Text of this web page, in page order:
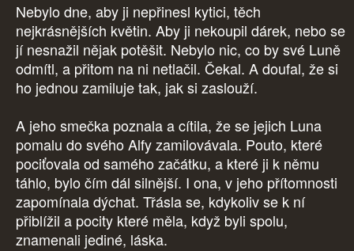
Nebylo dne, aby ji nepřinesl kytici, těch
nejkrásnějších květin. Aby ji nekoupil dárek, nebo se
jí nesnažil nějak potěšit. Nebylo nic, co by své Luně
odmítl, a přitom na ni netlačil. Čekal. A doufal, že si
ho jednou zamiluje tak, jak si zaslouží.
A jeho smečka poznala a cítila, že se jejich Luna
pomalu do svého Alfy zamilovávala. Pouto, které
pociťovala od samého začátku, a které ji k němu
táhlo, bylo čím dál silnější. I ona, v jeho přítomnosti
zapomínala dýchat. Třásla se, kdykoliv se k ní
přiblížil a pocity které měla, když byli spolu,
znamenali jediné, láska.